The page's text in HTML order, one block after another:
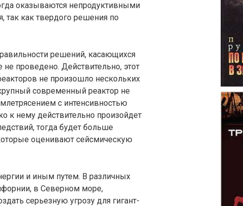
оказы­ваются непродуктивными
так как твердого решения по
решений, касающихся
проведено. Действительно, этот
не произошло не­скольких
современный реактор не
с интенсивностью
к нему действительно произойдет
тогда будет больше
оценивают сейсмическую
и иным путем. В различных
в Северном море,
серьезную угрозу для гигант­